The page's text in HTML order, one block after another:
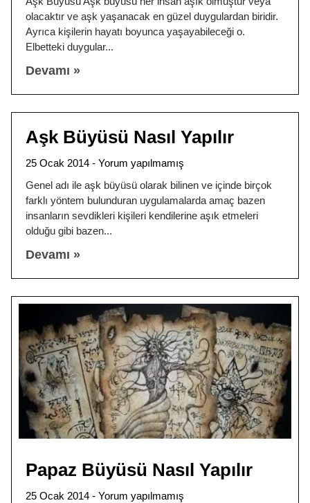
olacaktır ve aşk yaşanacak en güzel duygulardan biridir.
Ayrıca kişilerin hayatı boyunca yaşayabileceği o.
Elbetteki duygular
Devamı »
Aşk Büyüsü Nasıl Yapılır
25 Ocak 2014
Yorum yapılmamış
Genel adı ile aşk büyüsü olarak bilinen ve içinde birçok
farklı yöntem bulunduran uygulamalarda amaç bazen
insanların sevdikleri kişileri kendilerine aşık etmeleri
olduğu gibi bazen
Devamı »
Papaz Büyüsü Nasıl Yapılır
25 Ocak 2014
Yorum yapılmamış